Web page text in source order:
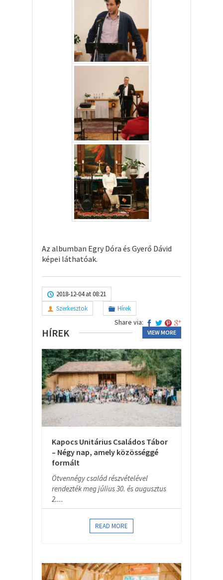
Az albumban Egry Dóra és Gyerő Dávid
képei láthatóak.
2018-12-04 at 08:21
Szerkesztok
Hírek
Share via:
HÍREK VIEW MORE
Kapocs Unitárius Családos Tábor
– Négy nap, amely közösséggé
formált
Ötvennégy család részvételével
rendezték meg július 30. és augusztus
2....
READ MORE